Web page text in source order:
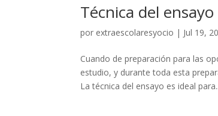
Técnica del
por extraescolaresyocio | Jul 19,
Cuando de preparación para las
estudio, y durante toda esta
La técnica del ensayo es ideal